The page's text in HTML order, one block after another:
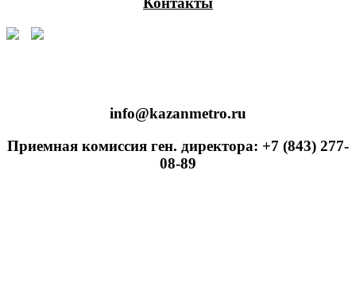
info@kazanmetro.ru
Приемная комиссия ген. директора: +7 (843) 277-
08-89